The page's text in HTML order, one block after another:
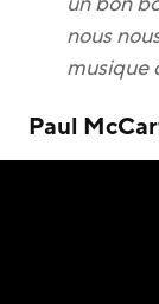
nous
musique
Paul